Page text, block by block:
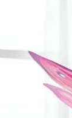
carro control remoto